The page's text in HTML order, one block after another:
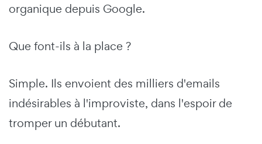
organique depuis Google.
Que font-ils à la place ?
Simple. Ils envoient des milliers d'emails
indésirables à l'improviste, dans l'espoir de
tromper un débutant.